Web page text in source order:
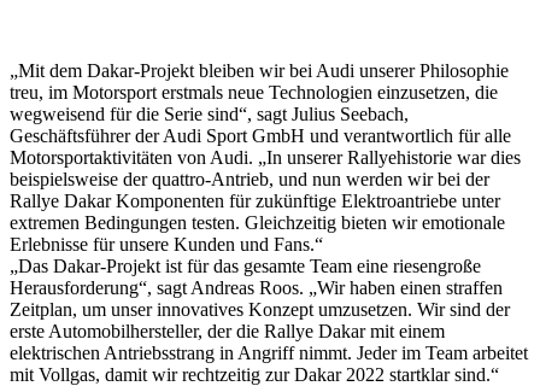
„Mit dem Dakar-Projekt bleiben wir bei Audi unserer Philosophie
treu, im Motorsport erstmals neue Technologien einzusetzen, die
wegweisend für die Serie sind“, sagt Julius Seebach,
Geschäftsführer der Audi Sport GmbH und verantwortlich für alle
Motorsportaktivitäten von Audi. „In unserer Rallyehistorie war dies
beispielsweise der quattro-Antrieb, und nun werden wir bei der
Rallye Dakar Komponenten für zukünftige Elektroantriebe unter
extremen Bedingungen testen. Gleichzeitig bieten wir emotionale
Erlebnisse für unsere Kunden und Fans.“
„Das Dakar-Projekt ist für das gesamte Team eine riesengroße
Herausforderung“, sagt Andreas Roos. „Wir haben einen straffen
Zeitplan, um unser innovatives Konzept umzusetzen. Wir sind der
erste Automobilhersteller, der die Rallye Dakar mit einem
elektrischen Antriebsstrang in Angriff nimmt. Jeder im Team arbeitet
mit Vollgas, damit wir rechtzeitig zur Dakar 2022 startklar sind.“